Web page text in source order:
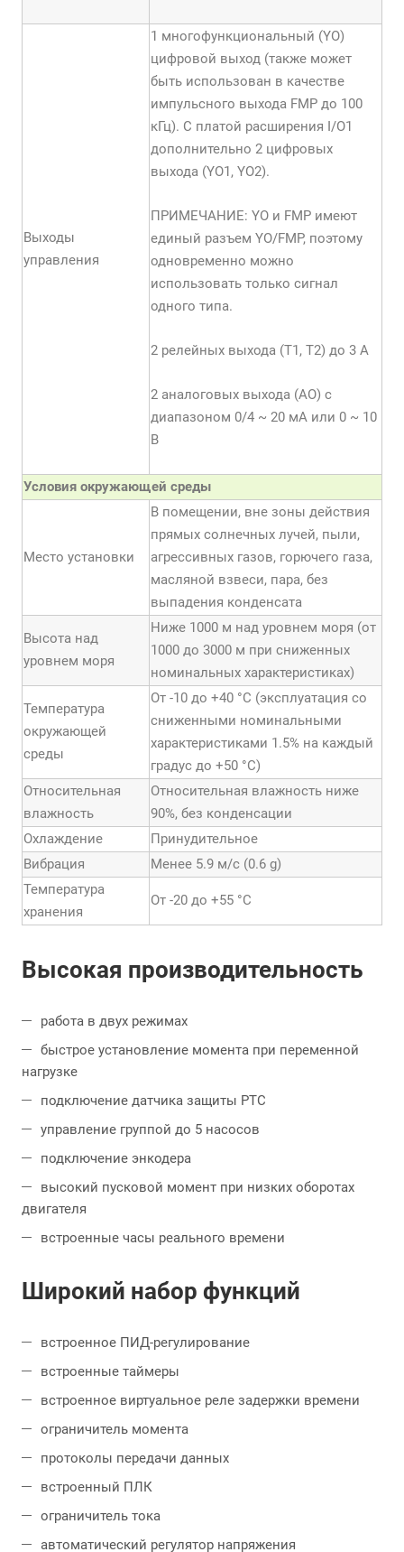
Выходы
управления
1 многофункциональный (YО)
цифровой выход (также может
быть использован в качестве
импульсного выхода FMP до 100
кГц). С платой расширения I/O1
дополнительно 2 цифровых
выхода (YO1, YO2).
ПРИМЕЧАНИЕ: YО и FMP имеют
единый разъем YО/FMP, поэтому
одновременно можно
использовать только сигнал
одного типа.
2 релейных выхода (Т1, Т2) до 3 А
2 аналоговых выхода (АО) с
диапазоном 0/4 ~ 20 мА или 0 ~ 10
В
Условия окружающей среды
Место установки
В помещении, вне зоны действия
прямых солнечных лучей, пыли,
агрессивных газов, горючего газа,
масляной взвеси, пара, без
выпадения конденсата
Высота над
уровнем моря
Ниже 1000 м над уровнем моря (от
1000 до 3000 м при сниженных
номинальных характеристиках)
Температура
окружающей
среды
От -10 до +40 °С (эксплуатация со
сниженными номинальными
характеристиками 1.5% на каждый
градус до +50 °С)
Относительная
влажность
Относительная влажность ниже
90%, без конденсации
Охлаждение
Принудительное
Вибрация
Менее 5.9 м/с (0.6 g)
Температура
хранения
От -20 до +55 °С
Высокая производительность
работа в двух режимах
быстрое установление момента при переменной
нагрузке
подключение датчика защиты PTC
управление группой до 5 насосов
подключение энкодера
высокий пусковой момент при низких оборотах
двигателя
встроенные часы реального времени
Широкий набор функций
встроенное ПИД-регулирование
встроенные таймеры
встроенное виртуальное реле задержки времени
ограничитель момента
протоколы передачи данных
встроенный ПЛК
ограничитель тока
автоматический регулятор напряжения